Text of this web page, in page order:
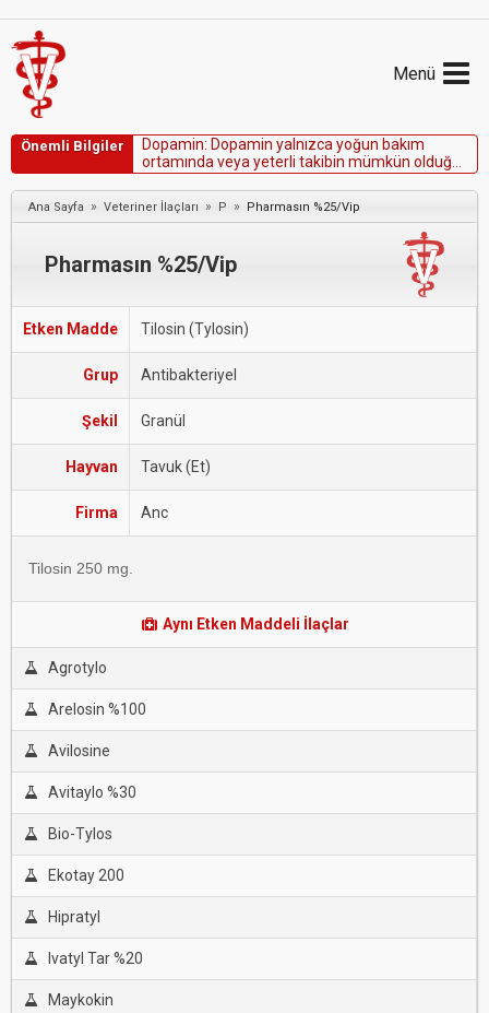
Menü
Önemli Bilgiler Dopamin: Dopamin ya nızca yoğun bakım
ortamında veya yeteri takibin mümkün o duğ
ortamlardakullanılmalıdır.
Ana Sayfa » Veteriner İlaçları » P » Pharmasın %25/Vip
Pharmasın %25/Vip
Etken Madde Tilosin (Tylosin)
Grup Antibakteriyel
Şekil Granül
Hayvan Tavuk (Et)
Firma Anc
Tilosin 250 mg.
Aynı Etken Maddeli İlaçlar
Agrotylo
Arelosin %100
Avilosine
Avitaylo %30
Bio-Tylos
Ekotay 200
Hipratyl
Ivatyl Tar %20
Maykokin